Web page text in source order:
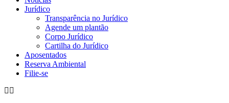
Jurídico
Transparência no Jurídico
Agende um plantão
Corpo Jurídico
Cartilha do Jurídico
Aposentados
Reserva Ambiental
Filie-se